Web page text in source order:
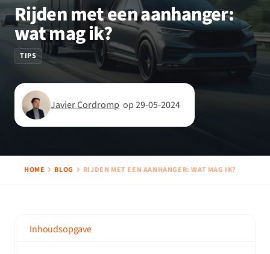
Rijden met een aanhanger:
wat mag ik?
TIPS
Javier Cordromp op 29-05-2024
HOME BLOG RIJDEN MET EEN AANHANGER: WAT MAG IK?
Inhoudsopgave